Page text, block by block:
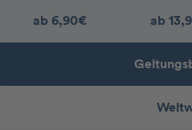
ab 6,90€ ab